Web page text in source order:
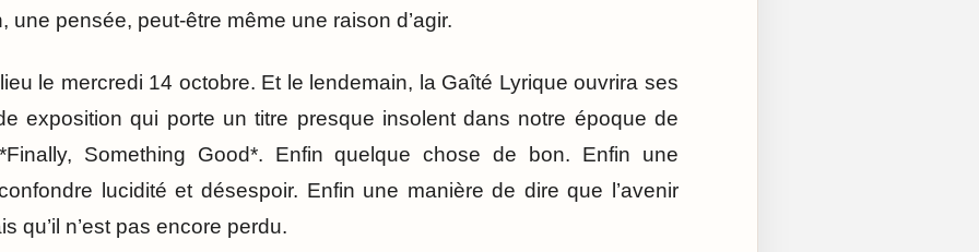
une pensée, peut-être même une raison d’agir.
le mercredi 14 octobre. Et le lendemain, la Gaîté Lyrique ouvrira ses
exposition qui porte un titre presque insolent dans notre époque de
Something Good*. Enfin quelque chose de bon. Enfin une
lucidité et désespoir. Enfin une manière de dire que l’avenir
qu’il n’est pas encore perdu.